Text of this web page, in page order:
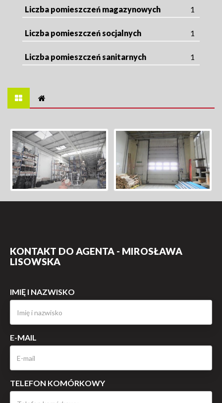
Liczba pomieszczeń magazynowych 1
Liczba pomieszczeń socjalnych 1
Liczba pomieszczeń sanitarnych 1
KONTAKT DO AGENTA - MIROSŁAWA
LISOWSKA
IMIĘ I NAZWISKO
E-MAIL
TELEFON KOMÓRKOWY